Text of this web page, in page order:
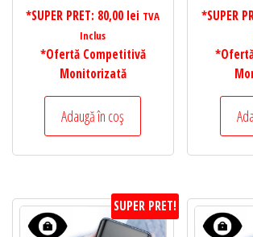
*SUPER PRET: 80,00 lei TVA
Inclus
*Ofertă Competitivă
Monitorizată
Adaugă în coș
*SUPER
SUPER PRET!